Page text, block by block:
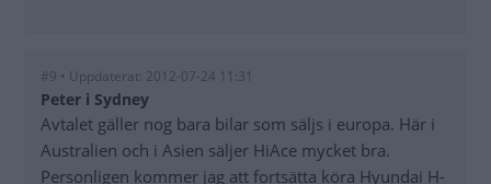
#9 • Uppdaterat: 2012-07-24 11:31
Peter i Sydney
Avtalet gäller nog bara bilar som säljs i europa. Här i
Australien och i Asien säljer HiAce mycket bra.
Personligen kommer jag att fortsätta köra Hyundai H-